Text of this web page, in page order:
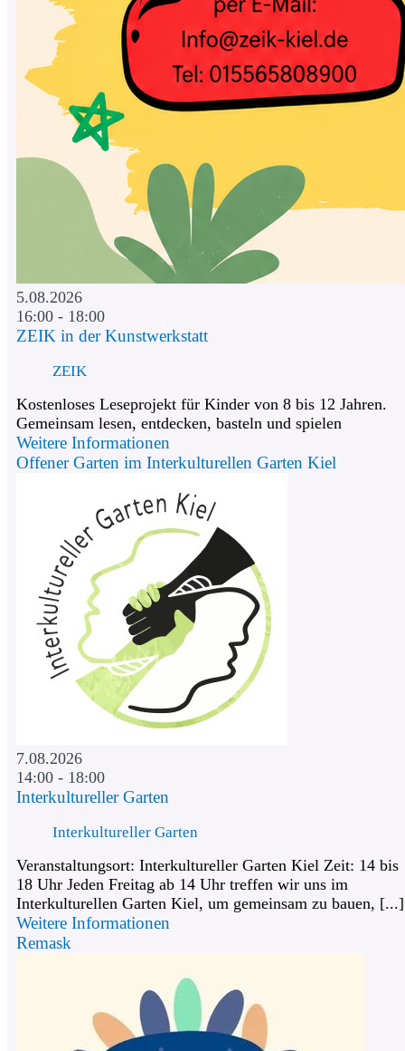
5.08.2026
16:00 - 18:00
ZEIK in der Kunstwerkstatt
ZEIK
Kostenloses Leseprojekt für Kinder von 8 bis 12 Jahren.
Gemeinsam lesen, entdecken, basteln und spielen
Weitere Informationen
Offener Garten im Interkulturellen Garten Kiel
7.08.2026
14:00 - 18:00
Interkultureller Garten
Interkultureller Garten
Veranstaltungsort: Interkultureller Garten Kiel Zeit: 14 bis
18 Uhr Jeden Freitag ab 14 Uhr treffen wir uns im
Interkulturellen Garten Kiel, um gemeinsam zu bauen, [...]
Weitere Informationen
Remask